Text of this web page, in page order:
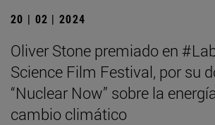
20 | 02 | 2024
Oliver Stone premiado en
Science Film Festival, por su
“Nuclear Now” sobre la
cambio climático